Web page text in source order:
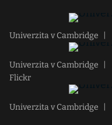
Univerzita v Cambridge
Univerzita v Cambridge
Flickr
Univerzita v Cambridge